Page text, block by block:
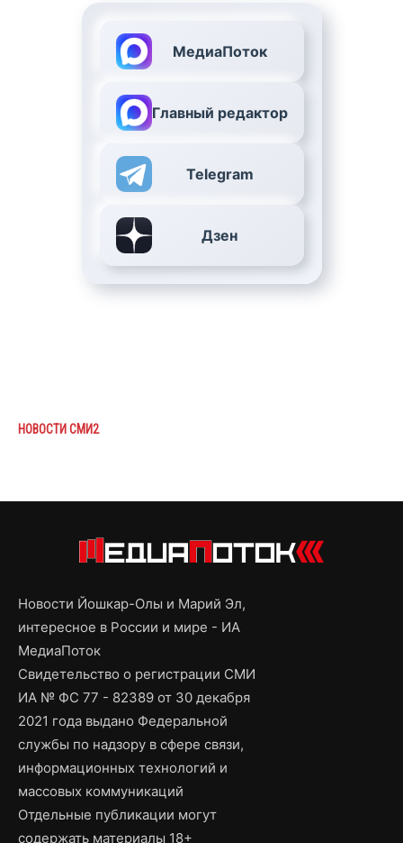
МедиаПоток
Главный редактор
Telegram
Дзен
НОВОСТИ СМИ2
Новости Йошкар-Олы и Марий Эл,
интересное в России и мире - ИА
МедиаПоток
Свидетельство о регистрации СМИ
ИА № ФС 77 - 82389 от 30 декабря
2021 года выдано Федеральной
службы по надзору в сфере связи,
информационных технологий и
массовых коммуникаций
Отдельные публикации могут
содержать материалы 18+